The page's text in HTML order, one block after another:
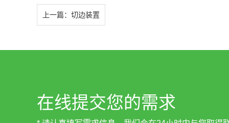
上一篇： 切边装置
在线提交您的需求